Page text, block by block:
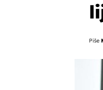
Piše